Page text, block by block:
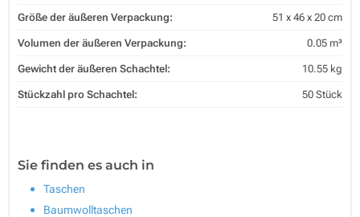
Größe der äußeren Verpackung: 51 x 46 x 20 cm
Volumen der äußeren Verpackung: 0.05 m³
Gewicht der äußeren Schachtel: 10.55 kg
Stückzahl pro Schachtel: 50 Stück
Sie finden es auch in
Taschen
Baumwolltaschen